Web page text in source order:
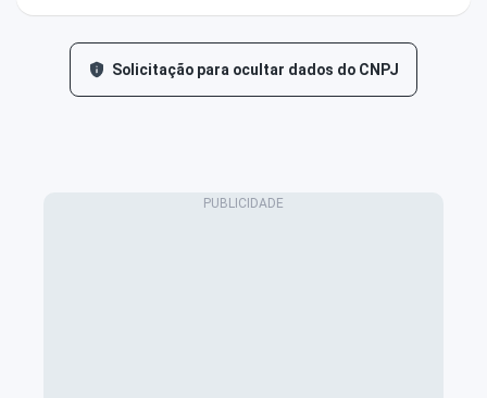
Solicitação para ocultar dados do CNPJ